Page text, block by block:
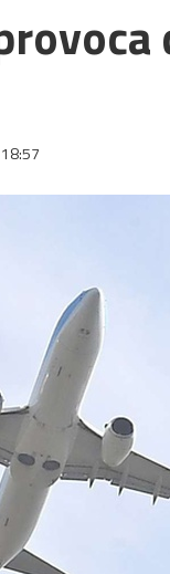
18:57